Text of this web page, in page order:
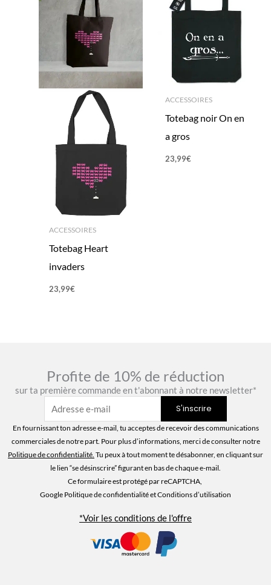
ACCESSOIRES
Totebag Heart
invaders
23,99€
ACCESSOIRES
Totebag noir On en
a gros
23,99€
Profite de 10% de réduction
sur ta première commande en t'abonnant à notre newsletter*
En fournissant ton adresse e-mail, tu acceptes de recevoir des communications
commerciales de notre part. Pour plus d’informations, merci de consulter notre
Politique de confidentialité. Tu peux à tout moment te désabonner, en cliquant sur
le lien “se désinscrire” figurant en bas de chaque e-mail.
Ce formulaire est protégé par reCAPTCHA,
Google Politique de confidentialitéet Conditions d’utilisation
*Voir les conditions de l'offre